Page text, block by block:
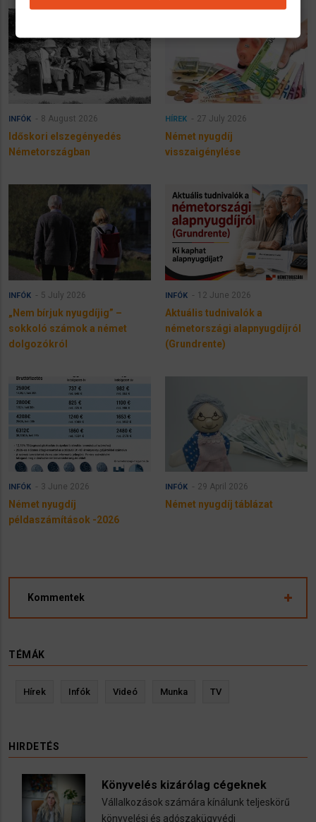
INFÓK 8 August 2026
Időskori elszegényedés
Németországban
HÍREK 27 July 2026
Német nyugdíj
visszaigénylése
INFÓK 5 July 2026
„Nem bírjuk nyugdíjig” –
sokkoló számok a német
dolgozókról
INFÓK 12 June 2026
Aktuális tudnivalók a
németországi alapnyugdíjról
(Grundrente)
INFÓK 3 June 2026
Német nyugdíj
példaszámítások -2026
INFÓK 29 April 2026
Német nyugdíj táblázat
Kommentek
TÉMÁK
Hírek Infók Videó Munka TV
HIRDETÉS
Könyvelés kizárólag cégeknek
Vállalkozások számára kínálunk teljeskörű
könyvelési és adószakügyvédi